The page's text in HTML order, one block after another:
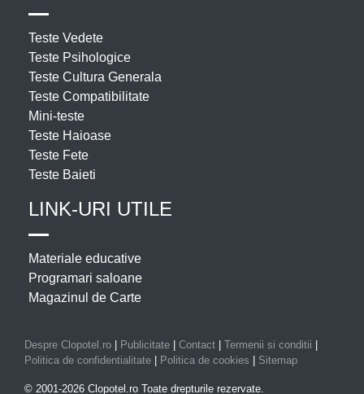
Teste Vedete
Teste Psihologice
Teste Cultura Generala
Teste Compatibilitate
Mini-teste
Teste Haioase
Teste Fete
Teste Baieti
LINK-URI UTILE
Materiale educative
Programari saloane
Magazinul de Carte
Despre Clopotel.ro | Publicitate | Contact | Termenii si conditii |
Politica de confidentialitate | Politica de cookies | Sitemap
© 2001-2026 Clopotel.ro Toate drepturile rezervate.